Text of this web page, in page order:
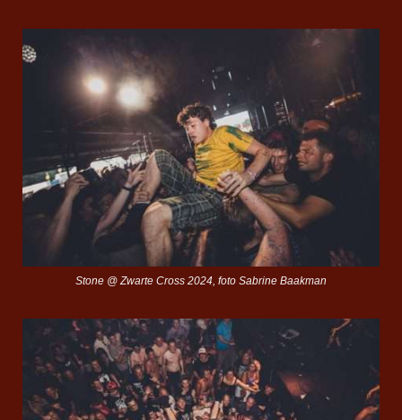
Stone @ Zwarte Cross 2024, foto Sabrine Baakman